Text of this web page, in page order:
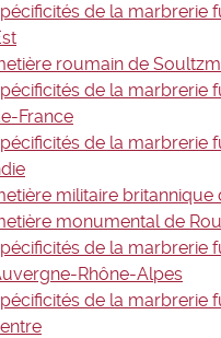
de la marbrerie
roumain de
de la marbrerie
France
de la marbrerie
militaire britannique
monumental de
de la marbrerie
Rhône-Alpes
de la marbrerie